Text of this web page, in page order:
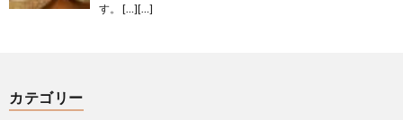
す。 […][…]
カテゴリー